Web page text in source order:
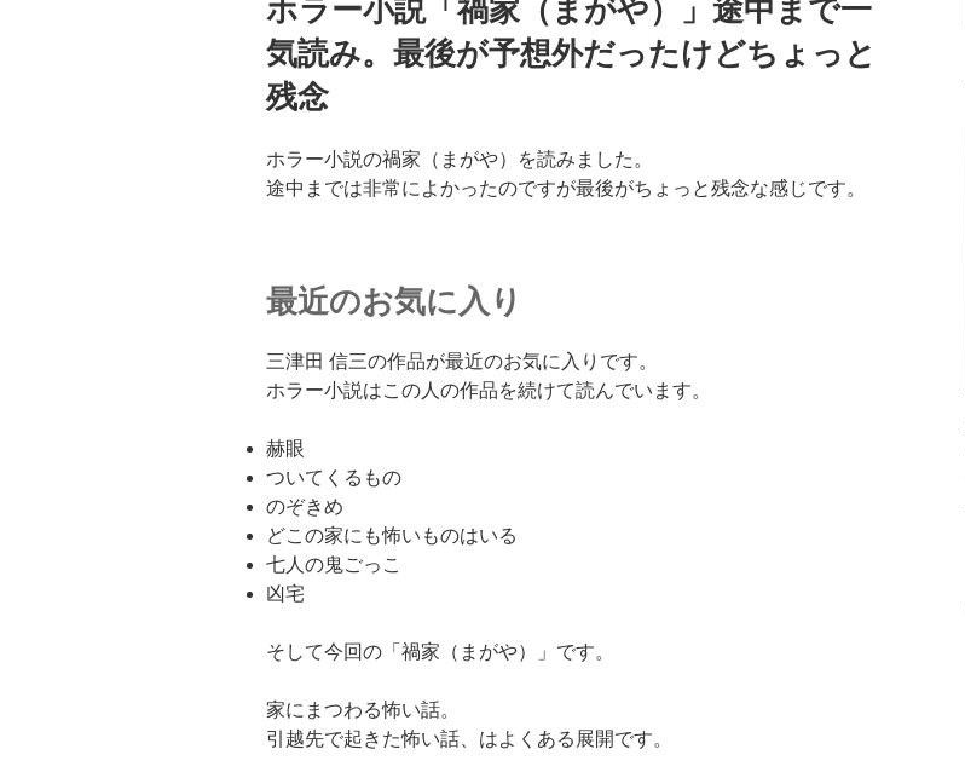
日:
ホラー小説「禍家（まがや）」途中まで一
気読み。最後が予想外だったけどちょっと
残念
ホラー小説の禍家（まがや）を読みました。
途中までは非常によかったのですが最後がちょっと残念な感じです。
最近のお気に入り
三津田 信三の作品が最近のお気に入りです。
ホラー小説はこの人の作品を続けて読んでいます。
赫眼
ついてくるもの
のぞきめ
どこの家にも怖いものはいる
七人の鬼ごっこ
凶宅
そして今回の「禍家（まがや）」です。
家にまつわる怖い話。
引越先で起きた怖い話、はよくある展開です。